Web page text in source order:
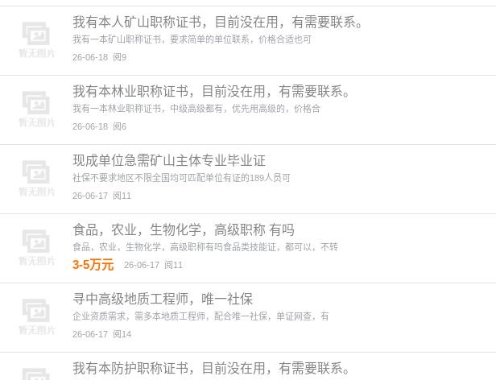
我有本人矿山职称证书，目前没在用，有需要联系。
我有一本矿山职称证书，要求简单的单位联系，价格合适也可
26-06-18 阅9
我有本林业职称证书，目前没在用，有需要联系。
我有一本林业职称证书，中级高级都有，优先用高级的，价格合
26-06-18 阅6
现成单位急需矿山主体专业毕业证
社保不要求地区不限全国均可匹配单位有证的189人员可
26-06-17 阅11
食品，农业，生物化学，高级职称 有吗
食品，农业，生物化学，高级职称有吗食品类技能证，都可以，不转
3-5万元 26-06-17 阅11
寻中高级地质工程师，唯一社保
企业资质需求，需多本地质工程师，配合唯一社保，单证网查，有
26-06-17 阅14
我有本防护职称证书，目前没在用，有需要联系。